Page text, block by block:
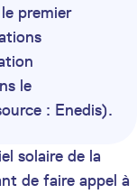
premier
le
: Enedis).
solaire de la
de faire appel à